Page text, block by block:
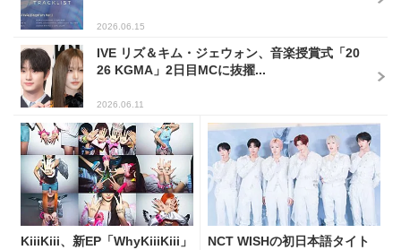
2026.06.15
IVE リズ＆キム・ジェウォン、音楽授賞式「20
26 KGMA」2日目MCに抜擢...
2026.06.11
KiiiKiii、新EP「WhyKiiiKiii」
NCT WISHの初日本語タイト